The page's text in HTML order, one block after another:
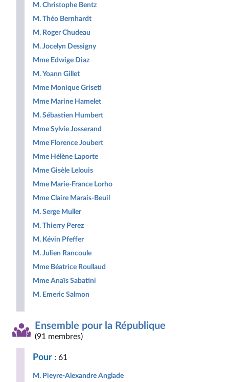
M. Christophe Bentz
M. Théo Bernhardt
M. Roger Chudeau
M. Jocelyn Dessigny
Mme Edwige Diaz
M. Yoann Gillet
Mme Monique Griseti
Mme Marine Hamelet
M. Sébastien Humbert
Mme Sylvie Josserand
Mme Florence Joubert
Mme Hélène Laporte
Mme Gisèle Lelouis
Mme Marie-France Lorho
Mme Claire Marais-Beuil
M. Serge Muller
M. Thierry Perez
M. Kévin Pfeffer
M. Julien Rancoule
Mme Béatrice Roullaud
Mme Anaïs Sabatini
M. Emeric Salmon
Ensemble pour la République
(91 membres)
Pour : 61
M. Pieyre-Alexandre Anglade